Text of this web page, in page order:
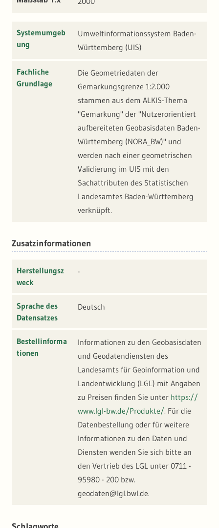
Systemumgeb
ung
Umweltinformationssystem Baden-
Württemberg (UIS)
Fachliche
Grundlage
Die Geometriedaten der
Gemarkungsgrenze 1:2.000
stammen aus dem ALKIS-Thema
"Gemarkung" der "Nutzerorientiert
aufbereiteten Geobasisdaten Baden-
Württemberg (NORA_BW)" und
werden nach einer geometrischen
Validierung im UIS mit den
Sachattributen des Statistischen
Landesamtes Baden-Württemberg
verknüpft.
Zusatzinformationen
Herstellungsz
weck
-
Sprache des
Datensatzes
Deutsch
Bestellinforma
tionen
Informationen zu den Geobasisdaten
und Geodatendiensten des
Landesamts für Geoinformation und
Landentwicklung (LGL) mit Angaben
zu Preisen finden Sie unter https://
www.lgl-bw.de/Produkte/. Für die
Datenbestellung oder für weitere
Informationen zu den Daten und
Diensten wenden Sie sich bitte an
den Vertrieb des LGL unter 0711 -
95980 - 200 bzw.
geodaten@lgl.bwl.de.